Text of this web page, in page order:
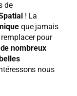
de
! La
que jamais
pour
de nombreux
nous